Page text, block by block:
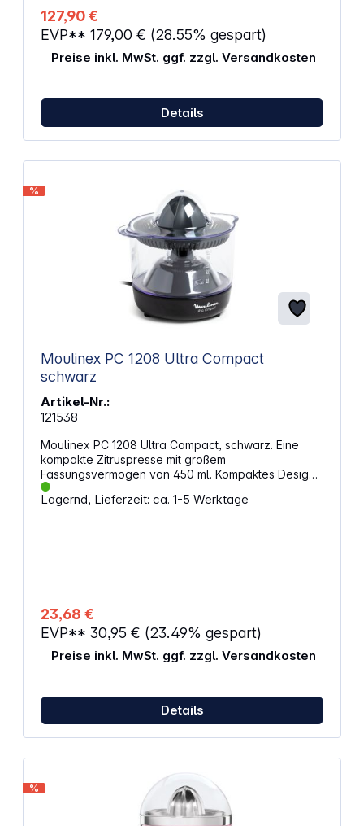
Auslaufs mit Klappverschluss: Edelstahl Material
Schutzabdeckung / Auffangschüssel und
Saftkammer: Tritan Renew Länge Netzkabel: 1 m
Produktabmessungen (H x B x T): 281 x 166 x 166
mm Gewicht: 2,56 kg
127,90 €
EVP** 179,00 € (28.55% gespart)
Preise inkl. MwSt. ggf. zzgl. Versandkosten
Details
%
Moulinex PC 1208 Ultra Compact
schwarz
Artikel-Nr.:
121538
Moulinex PC 1208 Ultra Compact, schwarz. Eine
kompakte Zitruspresse mit großem
Fassungsvermögen von 450 ml. Kompaktes Design
mit automatischer Ein- und Ausschaltung: Obstdruck-
Sensor, Presskegel mit zwei Drehrichtungen für
Netzbetrieb, Kabellänge: 1,20 m Leistung: 25 W
Lagernd, Lieferzeit: ca. 1-5 Werktage
23,68 €
EVP** 30,95 € (23.49% gespart)
Preise inkl. MwSt. ggf. zzgl. Versandkosten
Details
%